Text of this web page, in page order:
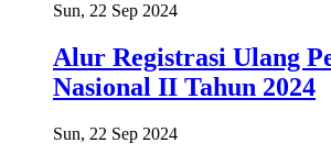
Sun, 22 Sep 2024
Alur Registrasi Ulang
Nasional II Tahun 2024
Sun, 22 Sep 2024